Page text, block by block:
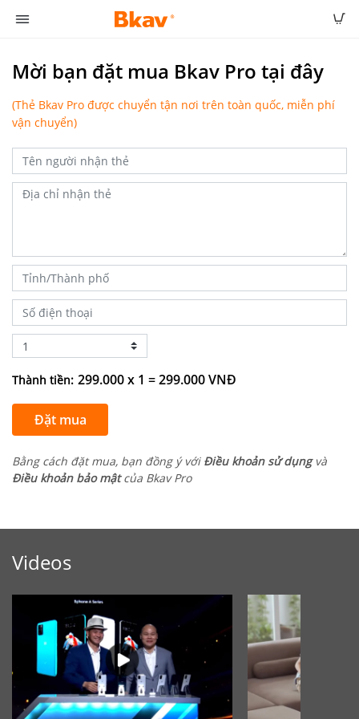
Mời bạn đặt mua Bkav Pro tại đây
(Thẻ Bkav Pro được chuyển tận nơi trên toàn quốc, miễn phí
vận chuyển)
Thành tiền: 299.000 x 1 = 299.000 VNĐ
Đặt mua
Bằng cách đặt mua, bạn đồng ý với Điều khoản sử dụngvà
Điều khoản bảo mậtcủa Bkav Pro
Videos